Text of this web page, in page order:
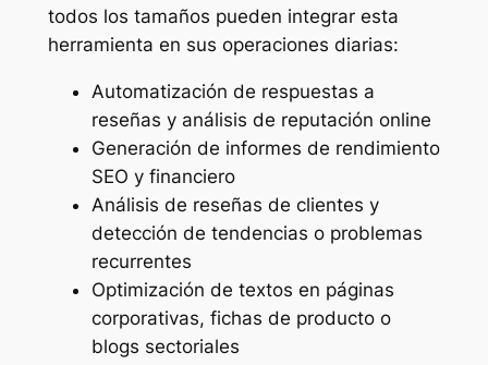
todos los tamaños pueden integrar esta
herramienta en sus operaciones diarias:
Automatización de respuestas a
reseñas y análisis de reputación online
Generación de informes de rendimiento
SEO y financiero
Análisis de reseñas de clientes y
detección de tendencias o problemas
recurrentes
Optimización de textos en páginas
corporativas, fichas de producto o
blogs sectoriales